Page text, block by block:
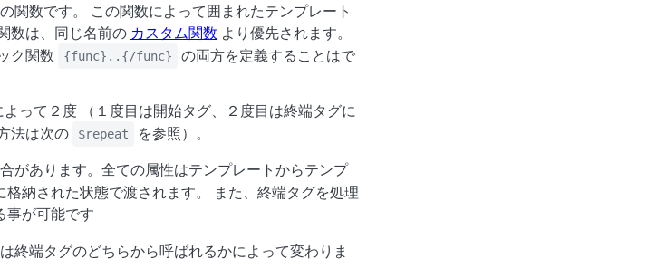
関数です。 この関数によって囲まれたテンプレート
数は、同じ名前の カスタム関数 より優先されます。
ク関数 {func}..{/func}
の両方を定義することはで
って２度 （１度目は開始タグ、２度目は終端タグに
法は次の
$repeat を参照）。
があります。全ての属性はテンプレートからテンプ
格納された状態で渡されます。 また、終端タグを処理
事が可能です
終端タグのどちらから呼ばれるかによって変わりま